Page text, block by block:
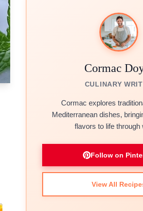
Cormac
CULINARY
Cormac explores
Mediterranean dishes,
flavors to life through
Follow on
View All